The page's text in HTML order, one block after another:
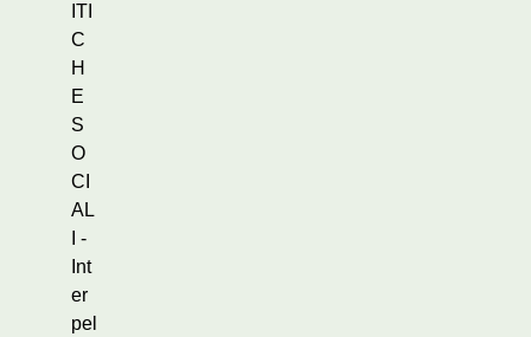
ITI
C
H
E
S
O
CI
AL
I -
Int
er
pel